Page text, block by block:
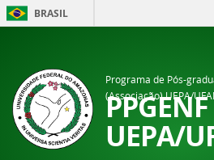
BRASIL
Programa de Pós-
(Associação) UEPA/
PPGENF
UEPA/